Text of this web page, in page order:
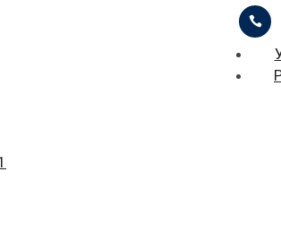
Лифтинг С
Трех Имплантов